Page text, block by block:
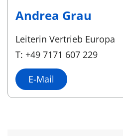
Andrea Grau
Leiterin Vertrieb Europa
T: +49 7171 607 229
E-Mail